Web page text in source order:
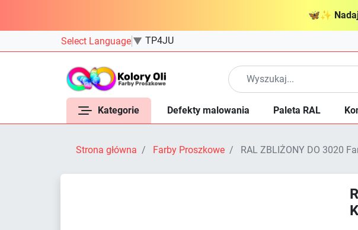
🦋✨
Select Language ▼ TP4JU
Kategorie Defekty malowania Paleta RAL
Strona główna Farby Proszkowe RAL ZBLIŻONY DO 3020